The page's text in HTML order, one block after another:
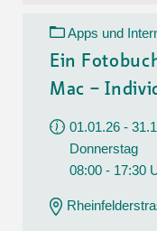
Apps und
Ein
Mac –
01.01.26 -
Donnerstag
08:00 - 17:30